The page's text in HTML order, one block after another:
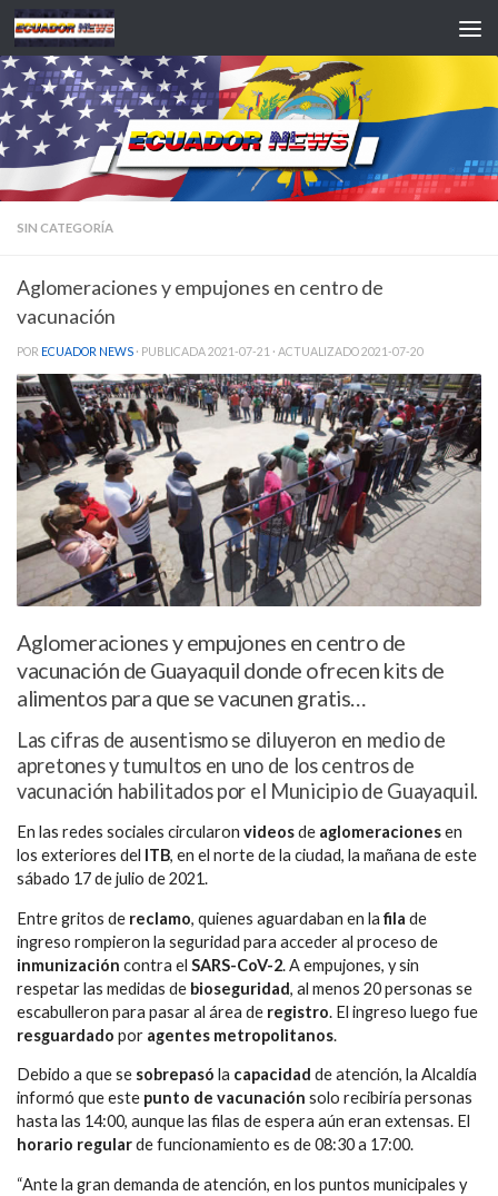
Saltar al contenido
SIN CATEGORÍA
Aglomeraciones y empujones en centro de
vacunación
POR ECUADOR NEWS · PUBLICADA2021-07-21 · ACTUALIZADO2021-07-20
Aglomeraciones y empujones en centro de
vacunación de Guayaquil donde ofrecen kits de
alimentos para que se vacunen gratis…
Las cifras de ausentismo se diluyeron en medio de
apretones y tumultos en uno de los centros de
vacunación habilitados por el Municipio de Guayaquil.
En las redes sociales circularon videosde aglomeracionesen
los exteriores del ITB, en el norte de la ciudad, la mañana de este
sábado 17 de julio de 2021.
Entre gritos de reclamo, quienes aguardaban en la fila de
ingreso rompieron la seguridad para acceder al proceso de
inmunización contra el SARS-CoV-2. A empujones, y sin
respetar las medidas de bioseguridad, al menos 20 personas se
escabulleron para pasar al área de registro. El ingreso luego fue
resguardado por agentes metropolitanos.
Debido a que se sobrepasó la capacidad de atención, la Alcaldía
informó que este punto de vacunación solo recibiría personas
hasta las 14:00, aunque las filas de espera aún eran extensas. El
horario regularde funcionamiento es de 08:30 a 17:00.
“Ante la gran demanda de atención, en los puntos municipales y